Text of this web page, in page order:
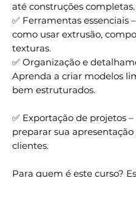
até construções completas.
✅ Ferramentas essenciais
como usar extrusão,
texturas.
✅ Organização e
Aprenda a criar modelos
bem estruturados.
✅ Exportação de projetos
preparar sua
clientes.
Para quem é este curso?